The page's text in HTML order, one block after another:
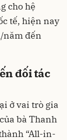
cho hệ
tế, hiện nay
năm đến
đối tác
ở vai trò gia
bà Thanh
“All-in-